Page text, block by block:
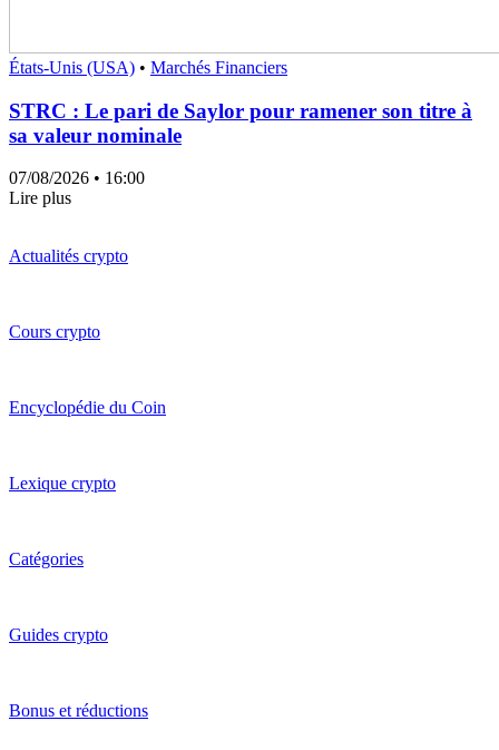
États-Unis (USA) • Marchés Financiers
STRC : Le pari de Saylor pour ramener son titre à
sa valeur nominale
07/08/2026 • 16:00
Lire plus
Actualités crypto
Cours crypto
Encyclopédie du Coin
Lexique crypto
Catégories
Guides crypto
Bonus et réductions